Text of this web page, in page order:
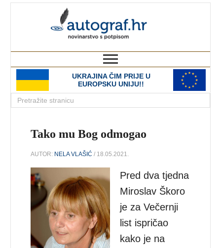
UKRAJINA ČIM PRIJE U
EUROPSKU UNIJU!!
Tako mu Bog odmogao
AUTOR: NELA VLAŠIĆ / 18.05.2021.
Pred dva tjedna
Miroslav Škoro
je za Večernji
list ispričao
kako je na